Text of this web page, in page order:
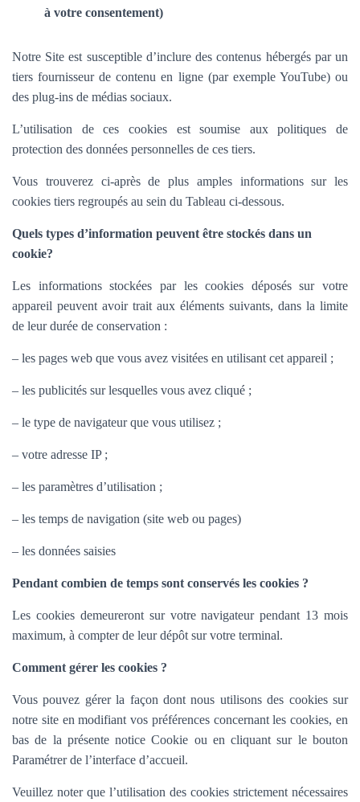
à votre consentement)
Notre Site est susceptible d’inclure des contenus hébergés par un
tiers fournisseur de contenu en ligne (par exemple YouTube) ou
des plug-ins de médias sociaux.
L’utilisation de ces cookies est soumise aux politiques de
protection des données personnelles de ces tiers.
Vous trouverez ci-après de plus amples informations sur les
cookies tiers regroupés au sein du Tableau ci-dessous.
Quels types d’information peuvent être stockés dans un
cookie?
Les informations stockées par les cookies déposés sur votre
appareil peuvent avoir trait aux éléments suivants, dans la limite
de leur durée de conservation :
– les pages web que vous avez visitées en utilisant cet appareil ;
– les publicités sur lesquelles vous avez cliqué ;
– le type de navigateur que vous utilisez ;
– votre adresse IP ;
– les paramètres d’utilisation ;
– les temps de navigation (site web ou pages)
– les données saisies
Pendant combien de temps sont conservés les cookies ?
Les cookies demeureront sur votre navigateur pendant 13 mois
maximum, à compter de leur dépôt sur votre terminal.
Comment gérer les cookies ?
Vous pouvez gérer la façon dont nous utilisons des cookies sur
notre site en modifiant vos préférences concernant les cookies, en
bas de la présente notice Cookie ou en cliquant sur le bouton
Paramétrer de l’interface d’accueil.
Veuillez noter que l’utilisation des cookies strictement nécessaires